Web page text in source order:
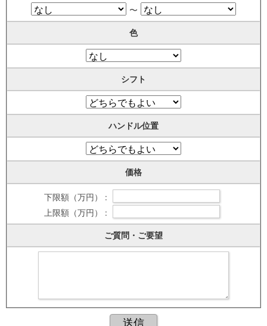
〜
色
シフト
ハンドル位置
価格
下限額（万円） :
上限額（万円） :
ご質問・ご要望